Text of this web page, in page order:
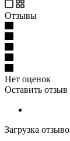
Отзывы
Нет оценок
Оставить отзыв
Загрузка